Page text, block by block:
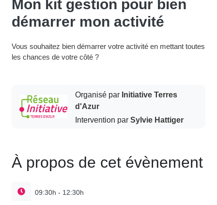
démarrer mon activité
Vous souhaitez bien démarrer votre activité en mettant toutes
les chances de votre côté ?
Organisé parInitiative Terres
d'Azur
Intervention parSylvie Hattiger
À propos de cet évènement
09:30h - 12:30h